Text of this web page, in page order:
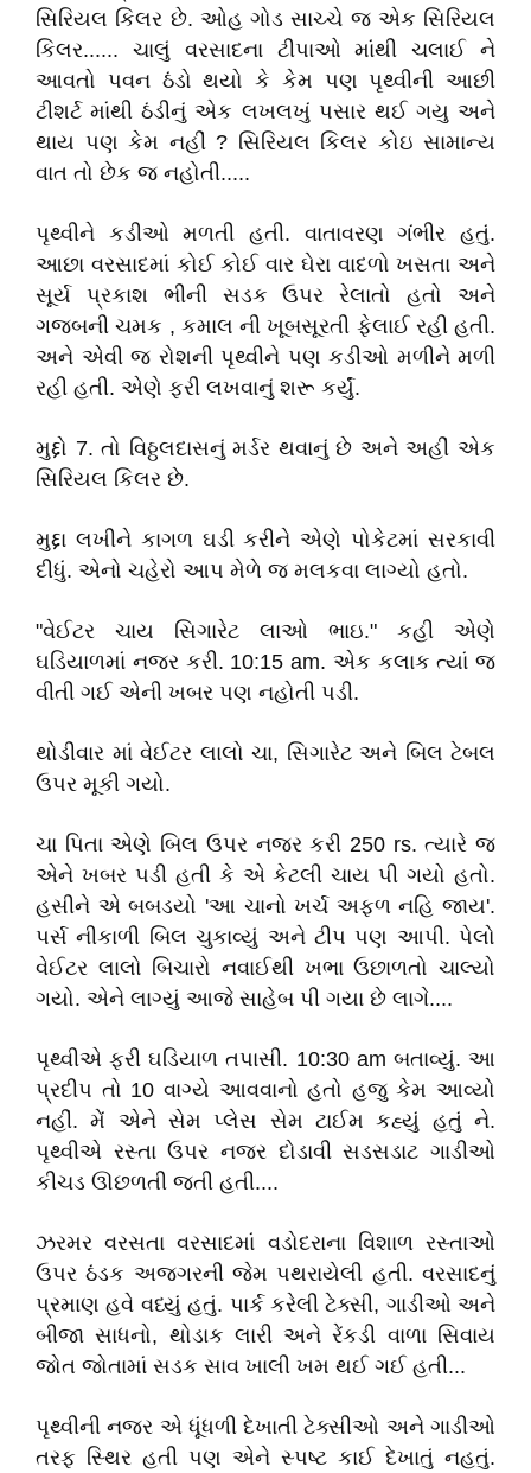
સિરિયલ કિલર છે. ઓહ ગોડ સાચ્ચે જ એક સિરિયલ
કિલર...... ચાલું વરસાદના ટીપાઓ માંથી ચલાઈ ને
આવતો પવન ઠંડો થયો કે કેમ પણ પૃથ્વીની આછી
ટીશર્ટ માંથી ઠંડીનું એક લખલખું પસાર થઈ ગયુ અને
થાય પણ કેમ નહીં ? સિરિયલ કિલર કોઇ સામાન્ય
વાત તો છેક જ નહોતી.....
પૃથ્વીને કડીઓ મળતી હતી. વાતાવરણ ગંભીર હતું.
આછા વરસાદમાં કોઈ કોઈ વાર ઘેરા વાદળો ખસતા અને
સૂર્ય પ્રકાશ ભીની સડક ઉપર રેલાતો હતો અને
ગજબની ચમક , કમાલ ની ખૂબસૂરતી ફેલાઈ રહી હતી.
અને એવી જ રોશની પૃથ્વીને પણ કડીઓ મળીને મળી
રહી હતી. એણે ફરી લખવાનું શરૂ કર્યું.
મુદ્દો 7. તો વિઠ્ઠલદાસનું મર્ડર થવાનું છે અને અહીં એક
સિરિયલ કિલર છે.
મુદ્દા લખીને કાગળ ઘડી કરીને એણે પોકેટમાં સરકાવી
દીધું. એનો ચહેરો આપ મેળે જ મલકવા લાગ્યો હતો.
"વેઈટર ચાય સિગારેટ લાઓ ભાઇ." કહી એણે
ઘડિયાળમાં નજર કરી. 10:15 am. એક કલાક ત્યાં જ
વીતી ગઈ એની ખબર પણ નહોતી પડી.
થોડીવાર માં વેઈટર લાલો ચા, સિગારેટ અને બિલ ટેબલ
ઉપર મૂકી ગયો.
ચા પિતા એણે બિલ ઉપર નજર કરી 250 rs. ત્યારે જ
એને ખબર પડી હતી કે એ કેટલી ચાય પી ગયો હતો.
હસીને એ બબડયો 'આ ચાનો ખર્ચ અફળ નહિ જાય'.
પર્સ નીકાળી બિલ ચુકાવ્યું અને ટીપ પણ આપી. પેલો
વેઈટર લાલો બિચારો નવાઈથી ખભા ઉછાળતો ચાલ્યો
ગયો. એને લાગ્યું આજે સાહેબ પી ગયા છે લાગે....
પૃથ્વીએ ફરી ઘડિયાળ તપાસી. 10:30 am બતાવ્યું. આ
પ્રદીપ તો 10 વાગ્યે આવવાનો હતો હજુ કેમ આવ્યો
નહીં. મેં એને સેમ પ્લેસ સેમ ટાઈમ કહ્યું હતું ને.
પૃથ્વીએ રસ્તા ઉપર નજર દોડાવી સડસડાટ ગાડીઓ
કીચડ ઊછળતી જતી હતી....
ઝરમર વરસતા વરસાદમાં વડોદરાના વિશાળ રસ્તાઓ
ઉપર ઠંડક અજગરની જેમ પથરાયેલી હતી. વરસાદનું
પ્રમાણ હવે વધ્યું હતું. પાર્ક કરેલી ટેક્સી, ગાડીઓ અને
બીજા સાધનો, થોડાક લારી અને રેંકડી વાળા સિવાય
જોત જોતામાં સડક સાવ ખાલી ખમ થઈ ગઈ હતી...
પૃથ્વીની નજર એ ધૂંધળી દેખાતી ટેક્સીઓ અને ગાડીઓ
તરફ સ્થિર હતી પણ એને સ્પષ્ટ કાઈ દેખાતું નહતું.